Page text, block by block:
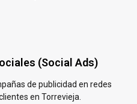
(Social Ads)
de publicidad en redes
en Torrevieja.